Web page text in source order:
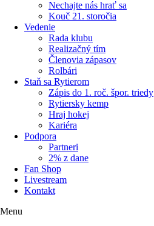
Nechajte nás hrať sa
Kouč 21. storočia
Vedenie
Rada klubu
Realizačný tím
Členovia zápasov
Rolbári
Staň sa Rytierom
Zápis do 1. roč. špor. triedy
Rytiersky kemp
Hraj hokej
Kariéra
Podpora
Partneri
2% z dane
Fan Shop
Livestream
Kontakt
Menu